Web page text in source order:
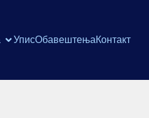
УписОбавештењаКонтакт